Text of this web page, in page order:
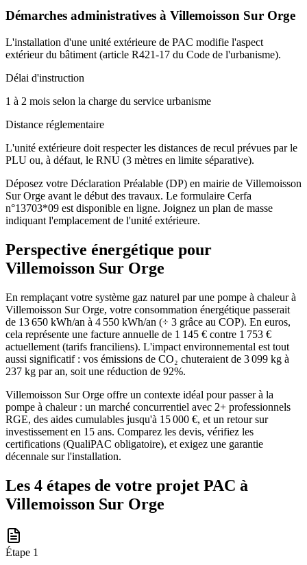
Démarches administratives à Villemoisson Sur Orge
L'installation d'une unité extérieure de PAC modifie l'aspect
extérieur du bâtiment (article R421-17 du Code de l'urbanisme).
Délai d'instruction
1 à 2 mois selon la charge du service urbanisme
Distance réglementaire
L'unité extérieure doit respecter les distances de recul prévues par le
PLU ou, à défaut, le RNU (3 mètres en limite séparative).
Déposez votre Déclaration Préalable (DP) en mairie de Villemoisson
Sur Orge avant le début des travaux. Le formulaire Cerfa
n°13703*09 est disponible en ligne. Joignez un plan de masse
indiquant l'emplacement de l'unité extérieure.
Perspective énergétique pour
Villemoisson Sur Orge
En remplaçant votre système gaz naturel par une pompe à chaleur à
Villemoisson Sur Orge, votre consommation énergétique passerait
de 13 650 kWh/an à 4 550 kWh/an (÷ 3 grâce au COP). En euros,
cela représente une facture annuelle de 1 145 € contre 1 753 €
actuellement (tarifs franciliens). L'impact environnemental est tout
aussi significatif : vos émissions de CO₂ chuteraient de 3 099 kg à
237 kg par an, soit une réduction de 92%.
Villemoisson Sur Orge offre un contexte idéal pour passer à la
pompe à chaleur : un marché concurrentiel avec 2+ professionnels
RGE, des aides cumulables jusqu'à 15 000 €, et un retour sur
investissement en 15 ans. Comparez les devis, vérifiez les
certifications (QualiPAC obligatoire), et exigez une garantie
décennale sur l'installation.
Les 4 étapes de votre projet PAC à
Villemoisson Sur Orge
Étape 1